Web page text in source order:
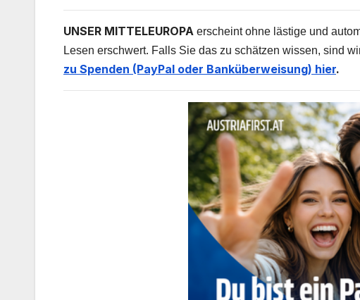
UNSER MITTELEUROPA erscheint ohne lästige und
Lesen erschwert. Falls Sie das zu schätzen wissen, sind
zu Spenden (PayPal oder Banküberweisung) hier.